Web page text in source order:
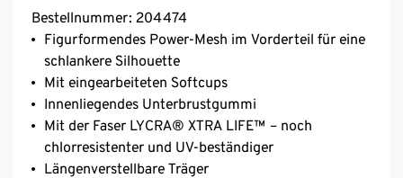
Bestellnummer: 204474
Figurformendes Power-Mesh im Vorderteil für eine
schlankere Silhouette
Mit eingearbeiteten Softcups
Innenliegendes Unterbrustgummi
Mit der Faser LYCRA® XTRA LIFE™ – noch
chlorresistenter und UV-beständiger
Längenverstellbare Träger